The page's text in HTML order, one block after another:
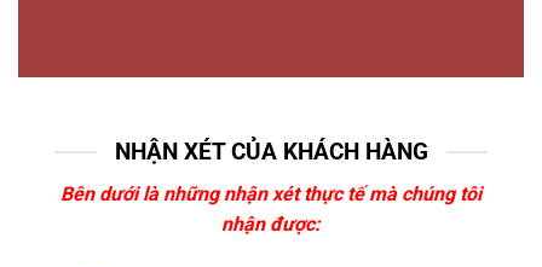
NHẬN XÉT CỦA KHÁCH HÀNG
Bên dưới là những nhận xét thực tế mà chúng tôi
nhận được: